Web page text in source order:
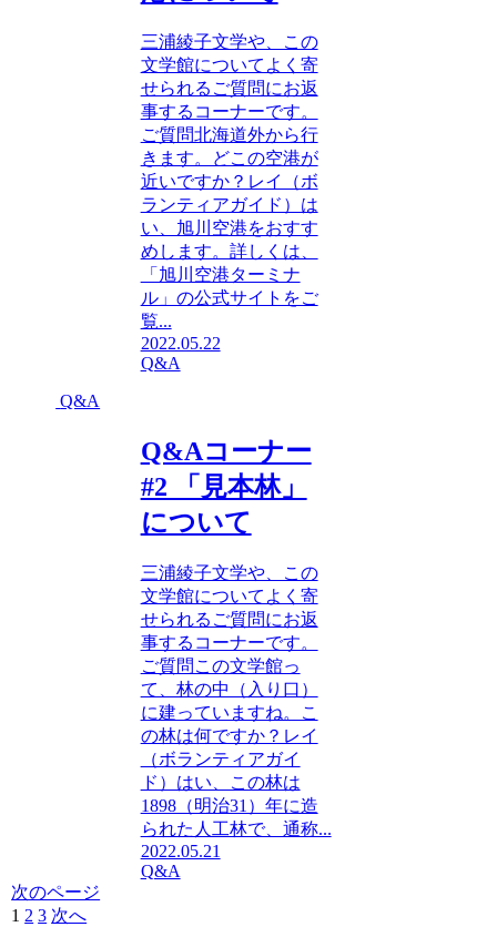
三浦綾子文学や、この
文学館についてよく寄
せられるご質問にお返
事するコーナーです。
ご質問北海道外から行
きます。どこの空港が
近いですか？レイ（ボ
ランティアガイド）は
い、旭川空港をおすす
めします。詳しくは、
「旭川空港ターミナ
ル」の公式サイトをご
覧...
2022.05.22
Q&A
Q&A
Q&Aコーナー
#2 「見本林」
について
三浦綾子文学や、この
文学館についてよく寄
せられるご質問にお返
事するコーナーです。
ご質問この文学館っ
て、林の中（入り口）
に建っていますね。こ
の林は何ですか？レイ
（ボランティアガイ
ド）はい、この林は
1898（明治31）年に造
られた人工林で、通称...
2022.05.21
Q&A
次のページ
1 2 3 次へ